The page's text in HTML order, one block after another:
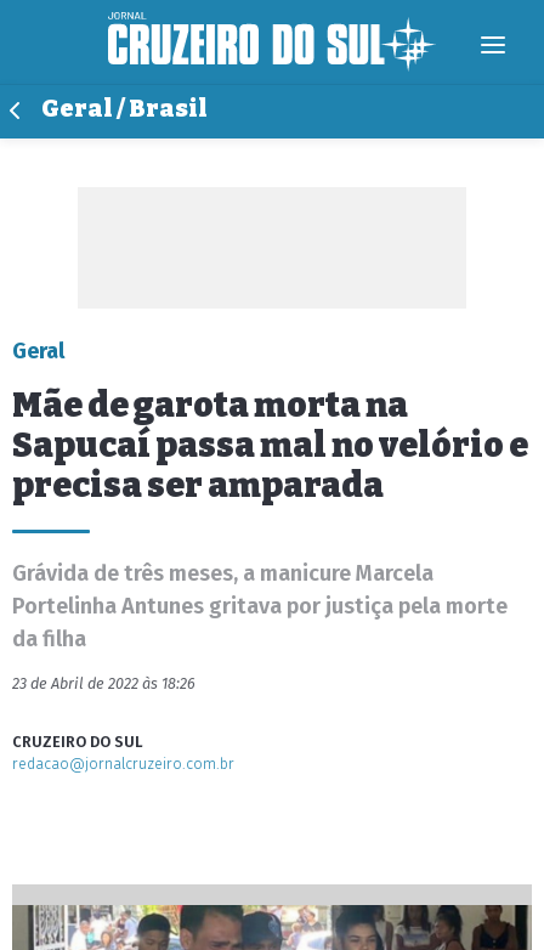
Geral / Brasil
Geral
Mãe de garota morta na
Sapucaí passa mal no velório e
precisa ser amparada
Grávida de três meses, a manicure Marcela
Portelinha Antunes gritava por justiça pela morte
da filha
23 de Abril de 2022 às 18:26
CRUZEIRO DO SUL
redacao@jornalcruzeiro.com.br